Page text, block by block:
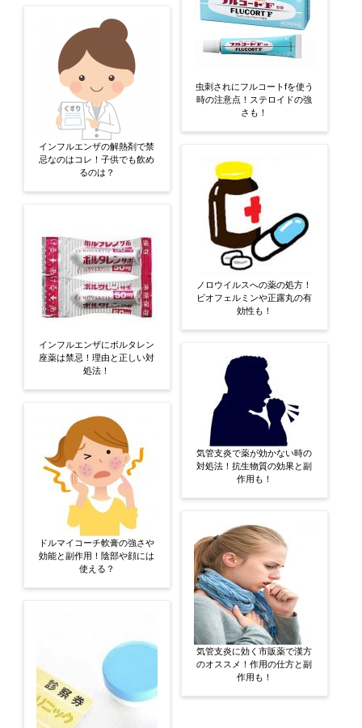
インフルエンザの解熱剤で禁
忌なのはコレ！子供でも飲め
るのは？
インフルエンザにボルタレン
座薬は禁忌！理由と正しい対
処法！
ドルマイコーチ軟膏の強さや
効能と副作用！陰部や顔には
使える？
虫刺されにフルコートfを使う
時の注意点！ステロイドの強
さも！
ノロウイルスへの薬の処方！
ビオフェルミンや正露丸の有
効性も！
気管支炎で薬が効かない時の
対処法！抗生物質の効果と副
作用も！
気管支炎に効く市販薬で漢方
のオススメ！作用の仕方と副
作用も！